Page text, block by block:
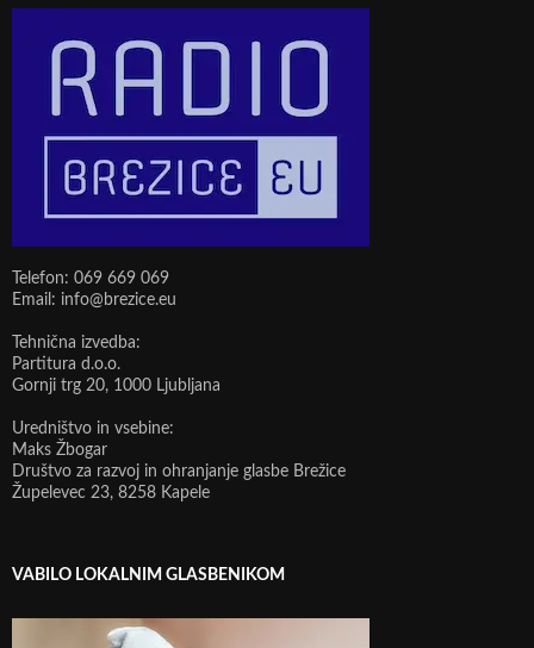
Telefon: 069 669 069
Email: info@brezice.eu
Tehnična izvedba:
Partitura d.o.o.
Gornji trg 20, 1000 Ljubljana
Uredništvo in vsebine:
Maks Žbogar
Društvo za razvoj in ohranjanje glasbe Brežice
Župelevec 23, 8258 Kapele
VABILO LOKALNIM GLASBENIKOM